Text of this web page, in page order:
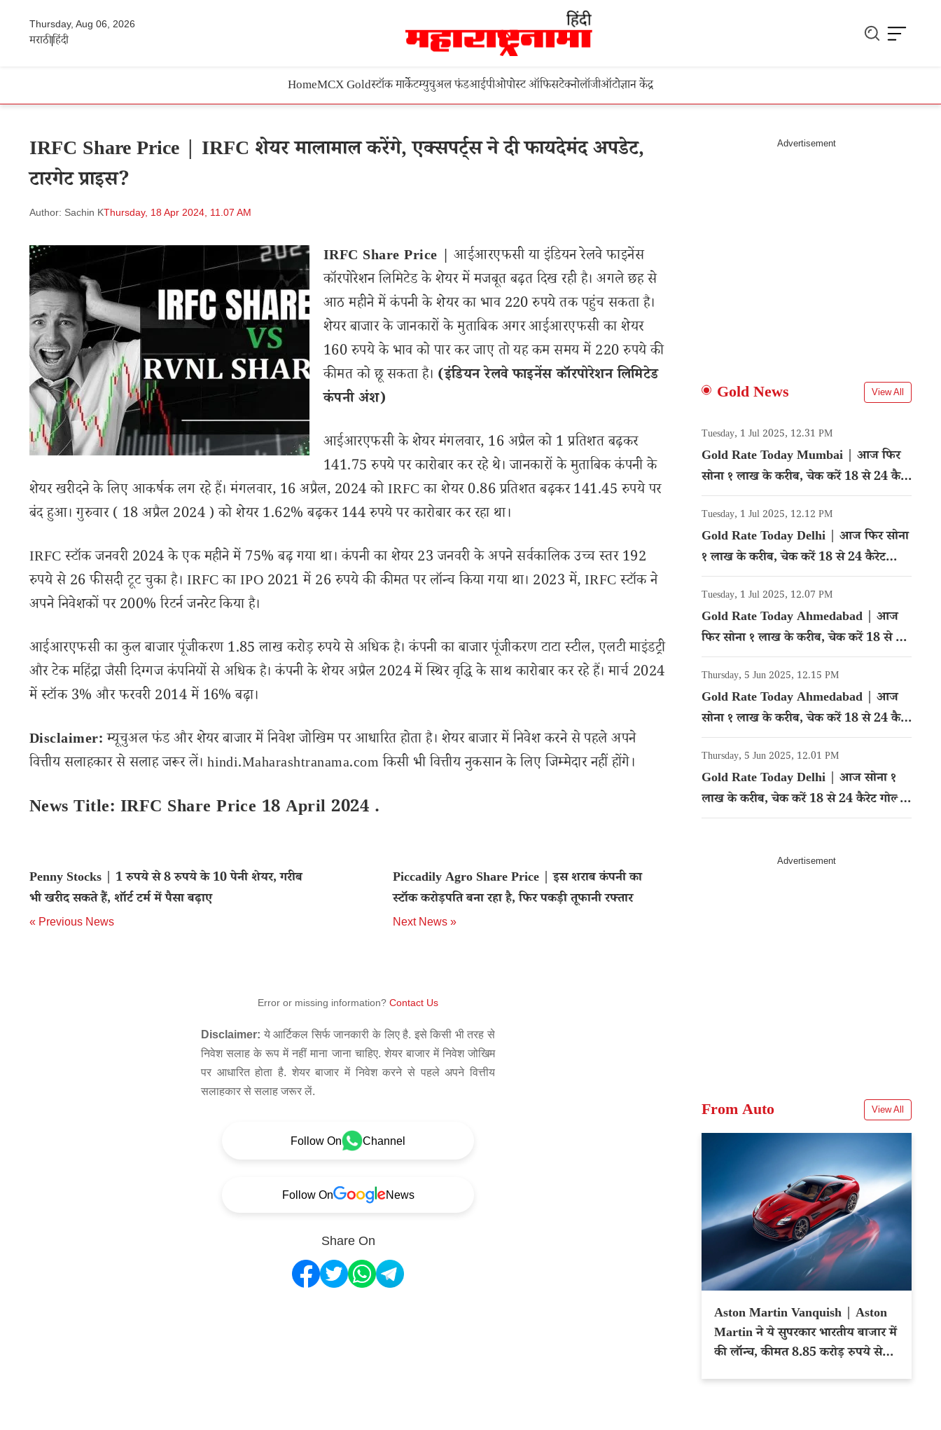
Thursday, Aug 06, 2026
मराठीहिंदी
HomeMCX Goldस्टॉक मार्केटम्युचुअल फंडआईपीओपोस्ट ऑफिसटेक्नोलॉजीऑटोज्ञान केंद्र
IRFC Share Price | IRFC शेयर मालामाल करेंगे, एक्सपर्ट्स ने दी फायदेमंद अपडेट,
टारगेट प्राइस?
Author: Sachin KThursday, 18 Apr 2024, 11.07 AM
IRFC Share Price | आईआरएफसी या इंडियन रेलवे फाइनेंस
कॉरपोरेशन लिमिटेड के शेयर में मजबूत बढ़त दिख रही है। अगले छह से
आठ महीने में कंपनी के शेयर का भाव 220 रुपये तक पहुंच सकता है।
शेयर बाजार के जानकारों के मुताबिक अगर आईआरएफसी का शेयर
160 रुपये के भाव को पार कर जाए तो यह कम समय में 220 रुपये की
कीमत को छू सकता है। (इंडियन रेलवे फाइनेंस कॉरपोरेशन लिमिटेड
कंपनी अंश)
आईआरएफसी के शेयर मंगलवार, 16 अप्रैल को 1 प्रतिशत बढ़कर
141.75 रुपये पर कारोबार कर रहे थे। जानकारों के मुताबिक कंपनी के
शेयर खरीदने के लिए आकर्षक लग रहे हैं। मंगलवार, 16 अप्रैल, 2024 को IRFC का शेयर 0.86 प्रतिशत बढ़कर 141.45 रुपये पर
बंद हुआ। गुरुवार ( 18 अप्रैल 2024 ) को शेयर 1.62% बढ़कर 144 रुपये पर कारोबार कर रहा था।
IRFC स्टॉक जनवरी 2024 के एक महीने में 75% बढ़ गया था। कंपनी का शेयर 23 जनवरी के अपने सर्वकालिक उच्च स्तर 192
रुपये से 26 फीसदी टूट चुका है। IRFC का IPO 2021 में 26 रुपये की कीमत पर लॉन्च किया गया था। 2023 में, IRFC स्टॉक ने
अपने निवेशकों पर 200% रिटर्न जनरेट किया है।
आईआरएफसी का कुल बाजार पूंजीकरण 1.85 लाख करोड़ रुपये से अधिक है। कंपनी का बाजार पूंजीकरण टाटा स्टील, एलटी माइंडट्री
और टेक महिंद्रा जैसी दिग्गज कंपनियों से अधिक है। कंपनी के शेयर अप्रैल 2024 में स्थिर वृद्धि के साथ कारोबार कर रहे हैं। मार्च 2024
में स्टॉक 3% और फरवरी 2014 में 16% बढ़ा।
Disclaimer:म्यूचुअल फंड और शेयर बाजार में निवेश जोखिम पर आधारित होता है। शेयर बाजार में निवेश करने से पहले अपने
वित्तीय सलाहकार से सलाह जरूर लें। hindi.Maharashtranama.com किसी भी वित्तीय नुकसान के लिए जिम्मेदार नहीं होंगे।
News Title: IRFC Share Price 18 April 2024 .
Penny Stocks | 1 रुपये से 8 रुपये के 10 पेनी शेयर, गरीब
भी खरीद सकते हैं, शॉर्ट टर्म में पैसा बढ़ाए
« Previous News
Piccadily Agro Share Price | इस शराब कंपनी का
स्टॉक करोड़पति बना रहा है, फिर पकड़ी तूफानी रफ्तार
Next News »
Error or missing information? Contact Us
Disclaimer: ये आर्टिकल सिर्फ जानकारी के लिए है. इसे किसी भी तरह से
निवेश सलाह के रूप में नहीं माना जाना चाहिए. शेयर बाजार में निवेश जोखिम
पर आधारित होता है. शेयर बाजार में निवेश करने से पहले अपने वित्तीय
सलाहकार से सलाह जरूर लें.
Follow On Channel
Follow On News
Share On
Gold News View All
Tuesday, 1 Jul 2025, 12.31 PM
Gold Rate Today Mumbai | आज फिर
सोना १ लाख के करीब, चेक करें 18 से 24 कैरेट
गोल्ड का रेट
Tuesday, 1 Jul 2025, 12.12 PM
Gold Rate Today Delhi | आज फिर सोना
१ लाख के करीब, चेक करें 18 से 24 कैरेट
गोल्ड का रेट
Tuesday, 1 Jul 2025, 12.07 PM
Gold Rate Today Ahmedabad | आज
फिर सोना १ लाख के करीब, चेक करें 18 से 24
कैरेट गोल्ड का रेट
Thursday, 5 Jun 2025, 12.15 PM
Gold Rate Today Ahmedabad | आज
सोना १ लाख के करीब, चेक करें 18 से 24 कैरेट
गोल्ड का रेट
Thursday, 5 Jun 2025, 12.01 PM
Gold Rate Today Delhi | आज सोना १
लाख के करीब, चेक करें 18 से 24 कैरेट गोल्ड
का रेट
From Auto View All
Aston Martin Vanquish | Aston
Martin ने ये सुपरकार भारतीय बाजार में
की लॉन्च, कीमत 8.85 करोड़ रुपये से